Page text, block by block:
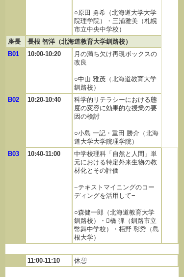
○原田 勇希（北海道大学大学
院理学院）・三浦雅美（札幌
市立中央中学校）
座長
長根 智洋（北海道教育大学釧路校）
B01
10:00-10:20
月の満ち欠け再現ボックスの
改良
○中山 雅茂（北海道教育大学
釧路校）
B02
10:20-10:40
科学的リテラシーにおける態
度の変容に効果的な授業の要
因の検討
○小島 一記・重田 勝介（北海
道大学大学院理学院）
B03
10:40-11:00
中学校理科「自然と人間」単
元における特定外来生物の教
材化とその評価
−テキストマイニングのコー
ディングを活用して−
○森健一郎（北海道教育大学
釧路校）・橋 弾（釧路市立
幣舞中学校）・栢野 彰秀（島
根大学）
11:00-11:10 休憩